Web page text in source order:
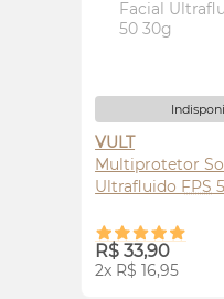
VULT
Multiprotetor
Ultrafluido FPS
R$ 33,90
2x R$ 16,95
AVISE-